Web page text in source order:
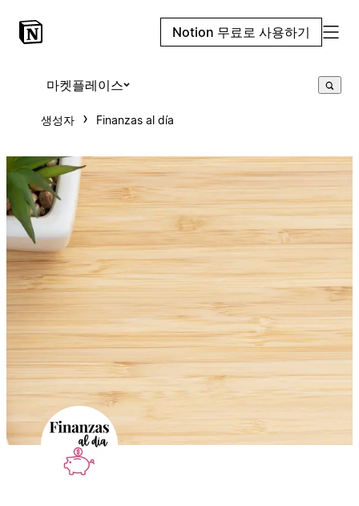
Notion 무료로 사용하기
마켓플레이스
생성자 Finanzas al día